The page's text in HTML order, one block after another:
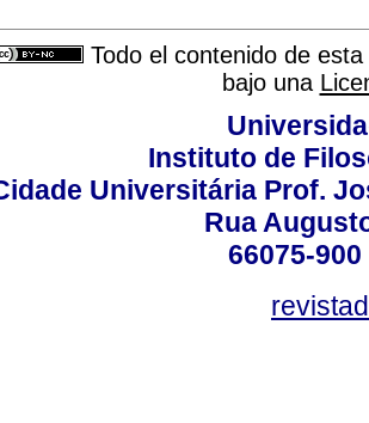
Todo el contenido de
bajo una
Instituto de
Universitária Prof.
Rua
66075-